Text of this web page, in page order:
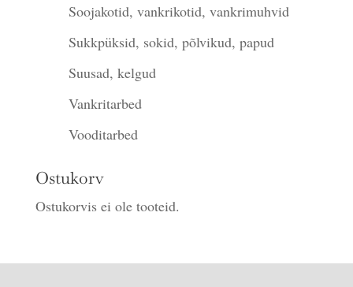
Soojakotid, vankrikotid, vankrimuhvid
Sukkpüksid, sokid, põlvikud, papud
Suusad, kelgud
Vankritarbed
Vooditarbed
Ostukorv
Ostukorvis ei ole tooteid.